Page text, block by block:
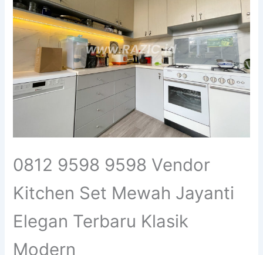
0812 9598 9598 Vendor
Kitchen Set Mewah Jayanti
Elegan Terbaru Klasik
Modern